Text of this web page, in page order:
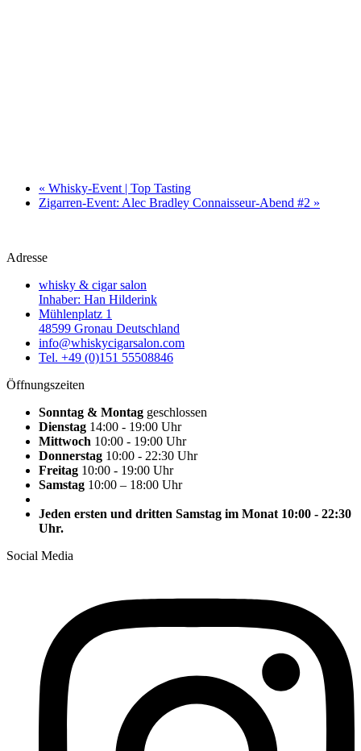
« Whisky-Event | Top Tasting
Zigarren-Event: Alec Bradley Connaisseur-Abend #2 »
Adresse
whisky & cigar salon
Inhaber: Han Hilderink
Mühlenplatz 1
48599 Gronau Deutschland
info@whiskycigarsalon.com
Tel. +49 (0)151 55508846
Öffnungszeiten
Sonntag & Montag geschlossen
Dienstag 14:00 - 19:00 Uhr
Mittwoch 10:00 - 19:00 Uhr
Donnerstag 10:00 - 22:30 Uhr
Freitag 10:00 - 19:00 Uhr
Samstag 10:00 – 18:00 Uhr
Jeden ersten und dritten Samstag im Monat 10:00 - 22:30
Uhr.
Social Media